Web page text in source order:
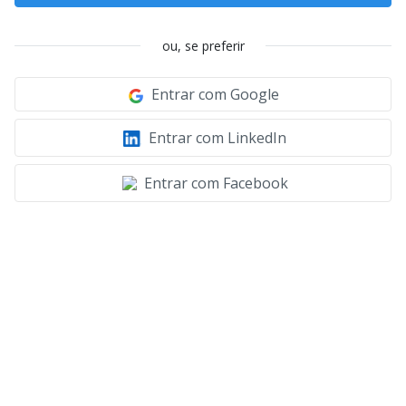
ou, se preferir
Entrar com Google
Entrar com LinkedIn
Entrar com Facebook